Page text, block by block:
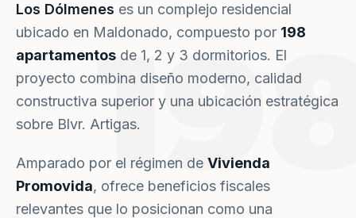
Los Dólmenes es un complejo residencial
ubicado en Maldonado, compuesto por 198
apartamentos de 1, 2 y 3 dormitorios. El
proyecto combina diseño moderno, calidad
constructiva superior y una ubicación estratégica
sobre Blvr. Artigas.
Amparado por el régimen de Vivienda
Promovida, ofrece beneficios fiscales
relevantes que lo posicionan como una